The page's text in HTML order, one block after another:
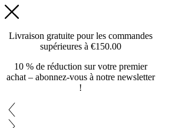
Livraison gratuite pour les commandes
supérieures à €150.00
10 % de réduction sur votre premier
achat – abonnez-vous à notre newsletter
!